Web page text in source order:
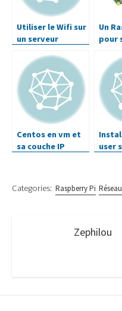
Utiliser le Wifi sur
un serveur
Un
pour
Centos en vm et
sa couche IP
user
Categories: Raspberry Pi Réseau
Zephilou